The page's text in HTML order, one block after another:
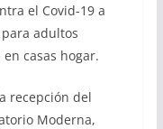
el Covid-19 a
adultos
casas hogar.
recepción del
Moderna,